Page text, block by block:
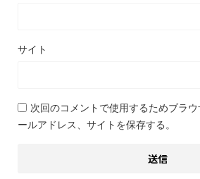
サイト
次回のコメントで使用するためブラ
ールアドレス、サイトを保存する。